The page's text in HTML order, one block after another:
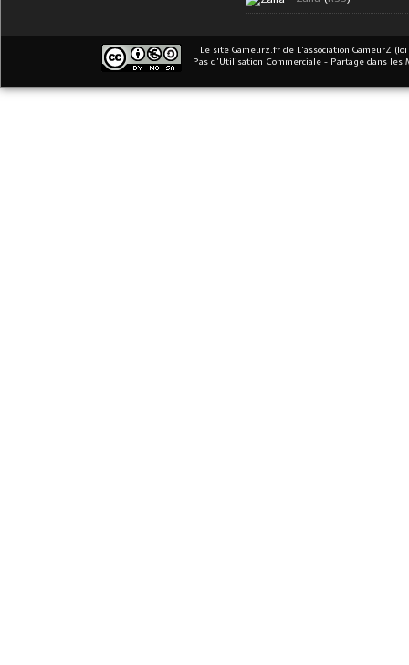
Le site Gameurz.fr de L'association GameurZ (loi
Pas d’Utilisation Commerciale - Partage dans